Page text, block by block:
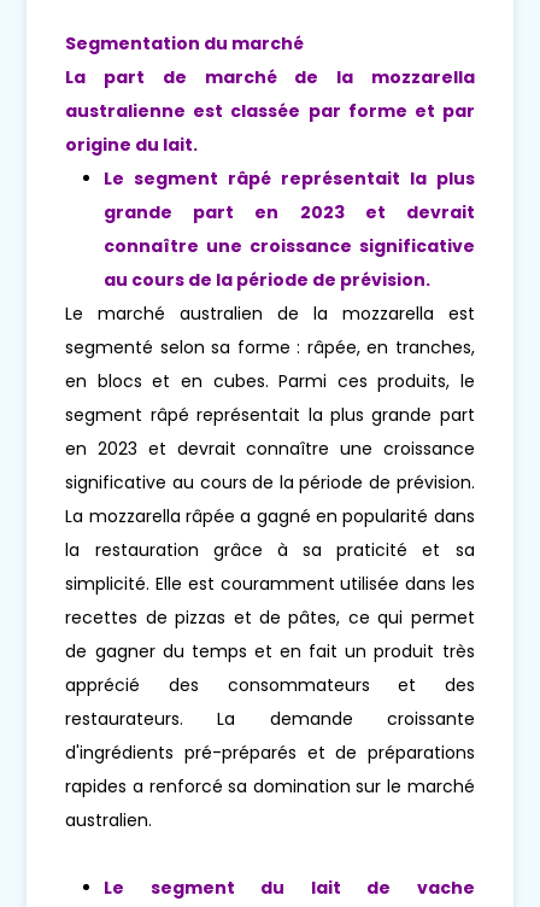
Segmentation du marché
La part de marché de la mozzarella
australienne est classée par forme et par
origine du lait.
Le segment râpé représentait la plus
grande part en 2023 et devrait
connaître une croissance significative
au cours de la période de prévision.
Le marché australien de la mozzarella est
segmenté selon sa forme : râpée, en tranches,
en blocs et en cubes. Parmi ces produits, le
segment râpé représentait la plus grande part
en 2023 et devrait connaître une croissance
significative au cours de la période de prévision.
La mozzarella râpée a gagné en popularité dans
la restauration grâce à sa praticité et sa
simplicité. Elle est couramment utilisée dans les
recettes de pizzas et de pâtes, ce qui permet
de gagner du temps et en fait un produit très
apprécié des consommateurs et des
restaurateurs. La demande croissante
d'ingrédients pré-préparés et de préparations
rapides a renforcé sa domination sur le marché
australien.
Le segment du lait de vache